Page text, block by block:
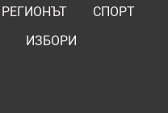
РЕГИОНЪТ
СПОРТ
ИЗБОРИ